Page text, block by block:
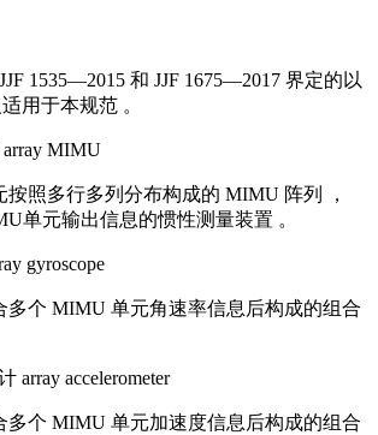
1535—2015 和 JJF 1675—2017 界定的以
用于本规范 。
MIMU
照多行多列分布构成的 MIMU 阵列 ，
单元输出信息的惯性测量装置 。
gyroscope
多个 MIMU 单元角速率信息后构成的组合
array accelerometer
多个 MIMU 单元加速度信息后构成的组合